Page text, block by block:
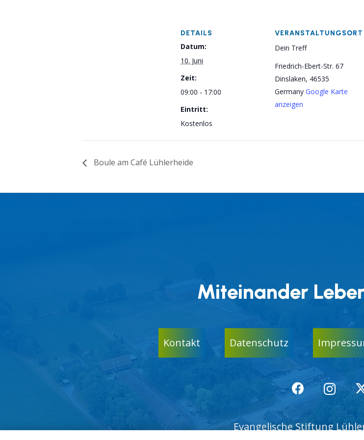
DETAILS
Datum:
10. Juni
Zeit:
09:00 - 17:00
Eintritt:
Kostenlos
VERANSTALTUNGSORT
Dein Treff
Friedrich-Ebert-Str. 67
Dinslaken, 46535
Germany Google Karte
anzeigen
Boule am Café Lühlerheide
Miteinander
Kontakt Datenschutz
Evangelische Stiftung